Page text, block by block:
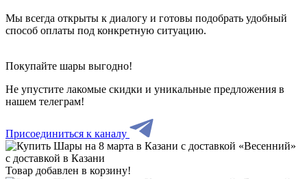
Мы всегда открыты к диалогу и готовы подобрать удобный
способ оплаты под конкретную ситуацию.
Покупайте шары выгодно!
Не упустите лакомые скидки и уникальные предложения в
нашем телеграм!
Присоединиться к каналу
Товар добавлен в корзину!